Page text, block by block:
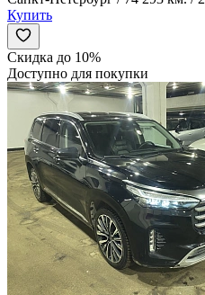
Купить
Скидка до 10%
Доступно для покупки